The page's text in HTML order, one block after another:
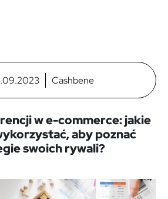
Cashbene
w e-commerce: jakie
aby poznać
swoich rywali?